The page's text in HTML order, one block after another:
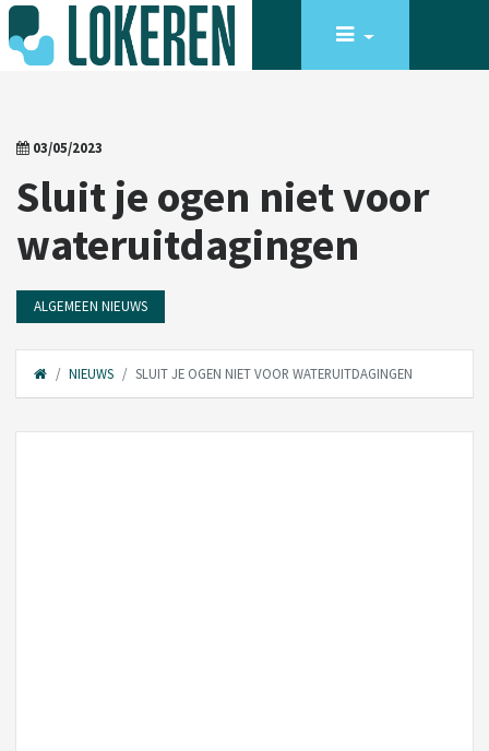
03/05/2023
Sluit je ogen niet voor
wateruitdagingen
ALGEMEEN NIEUWS
NIEUWS SLUIT JE OGEN NIET VOOR WATERUITDAGINGEN